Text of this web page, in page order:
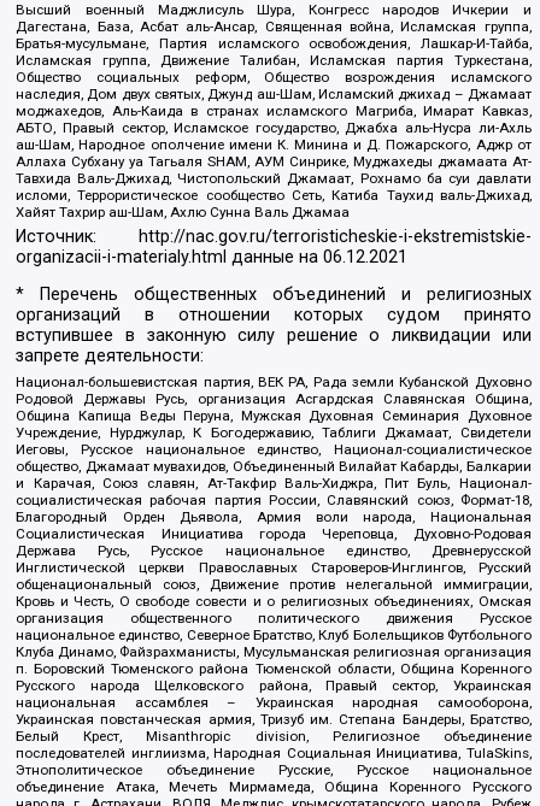
Высший военный Маджлисуль Шура, Конгресс народов Ичкерии и
Дагестана, База, Асбат аль-Ансар, Священная война, Исламская группа,
Братья-мусульмане, Партия исламского освобождения, Лашкар-И-Тайба,
Исламская группа, Движение Талибан, Исламская партия Туркестана,
Общество социальных реформ, Общество возрождения исламского
наследия, Дом двух святых, Джунд аш-Шам, Исламский джихад – Джамаат
моджахедов, Аль-Каида в странах исламского Магриба, Имарат Кавказ,
АБТО, Правый сектор, Исламское государство, Джабха аль-Нусра ли-Ахль
аш-Шам, Народное ополчение имени К. Минина и Д. Пожарского, Аджр от
Аллаха Субхану уа Тагьаля SHAM, АУМ Синрике, Муджахеды джамаата Ат-
Тавхида Валь-Джихад, Чистопольский Джамаат, Рохнамо ба суи давлати
исломи, Террористическое сообщество Сеть, Катиба Таухид валь-Джихад,
Хайят Тахрир аш-Шам, Ахлю Сунна Валь Джамаа
Источник:
http://nac.gov.ru/terroristicheskie-i-ekstremistskie-
organizacii-i-materialy.html данные на06.12.2021
* Перечень общественных объединений и религиозных
организаций в отношении которых судом принято
вступившее в законную силу решение о ликвидации или
запрете деятельности:
Национал-большевистская партия, ВЕК РА, Рада земли Кубанской Духовно
Родовой Державы Русь, организация Асгардская Славянская Община,
Община Капища Веды Перуна, Мужская Духовная Семинария Духовное
Учреждение, Нурджулар, К Богодержавию, Таблиги Джамаат, Свидетели
Иеговы, Русское национальное единство, Национал-социалистическое
общество, Джамаат мувахидов, Объединенный Вилайат Кабарды, Балкарии
и Карачая, Союз славян, Ат-Такфир Валь-Хиджра, Пит Буль, Национал-
социалистическая рабочая партия России, Славянский союз, Формат-18,
Благородный Орден Дьявола, Армия воли народа, Национальная
Социалистическая Инициатива города Череповца, Духовно-Родовая
Держава Русь, Русское национальное единство, Древнерусской
Инглистической церкви Православных Староверов-Инглингов, Русский
общенациональный союз, Движение против нелегальной иммиграции,
Кровь и Честь, О свободе совести и о религиозных объединениях, Омская
организация общественного политического движения Русское
национальное единство, Северное Братство, Клуб Болельщиков Футбольного
Клуба Динамо, Файзрахманисты, Мусульманская религиозная организация
п. Боровский Тюменского района Тюменской области, Община Коренного
Русского народа Щелковского района, Правый сектор, Украинская
национальная ассамблея – Украинская народная самооборона,
Украинская повстанческая армия, Тризуб им. Степана Бандеры, Братство,
Белый Крест, Misanthropic division, Религиозное объединение
последователей инглиизма, Народная Социальная Инициатива, TulaSkins,
Этнополитическое объединение Русские, Русское национальное
объединение Атака, Мечеть Мирмамеда, Община Коренного Русского